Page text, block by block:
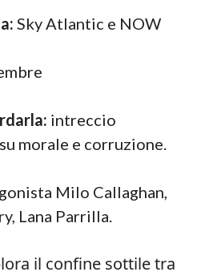
Sky Atlantic e NOW
intreccio
morale e corruzione.
Milo Callaghan,
Lana Parrilla.
il confine sottile tra